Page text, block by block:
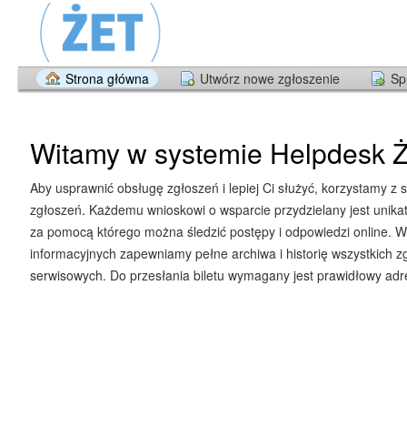
Strona główna Utwórz nowe zgłoszenie
Witamy w systemie Helpdesk
Aby usprawnić obsługę zgłoszeń i lepiej Ci służyć, korzystamy z
zgłoszeń. Każdemu wnioskowi o wsparcie przydzielany jest
za pomocą którego można śledzić postępy i odpowiedzi online.
informacyjnych zapewniamy pełne archiwa i historię wszystkich
serwisowych. Do przesłania biletu wymagany jest prawidłowy